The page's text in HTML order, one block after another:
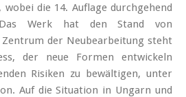
die 14. Auflage durchgehend
Werk hat den Stand von
der Neubearbeitung steht
der neue Formen entwickeln
Risiken zu bewältigen, unter
Auf die Situation in Ungarn und